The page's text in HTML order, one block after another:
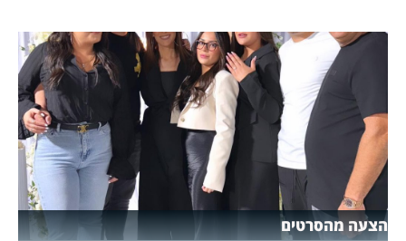
מקומית
עסקים
הצעה מהסרטים